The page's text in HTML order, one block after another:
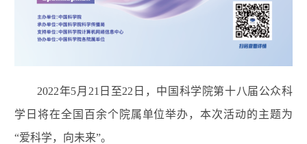
2022年5月21日至22日，中国科学院第十八届公众科
学日将在全国百余个院属单位举办，本次活动的主题为
“爱科学，向未来”。